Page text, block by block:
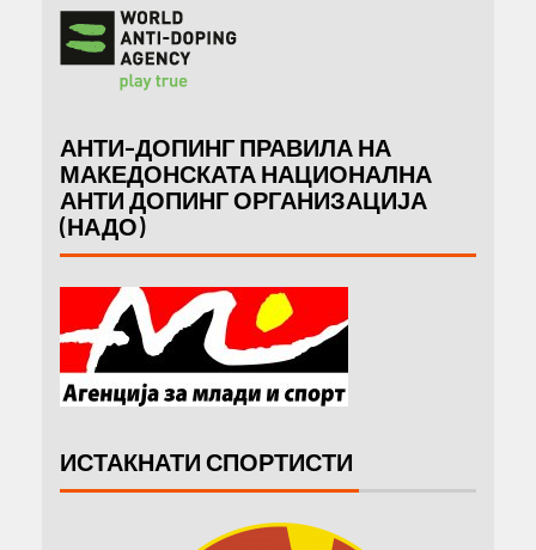
АНТИ-ДОПИНГ ПРАВИЛА НА
МАКЕДОНСКАТА НАЦИОНАЛНА
АНТИ ДОПИНГ ОРГАНИЗАЦИЈА
(НАДО)
ИСТАКНАТИ СПОРТИСТИ